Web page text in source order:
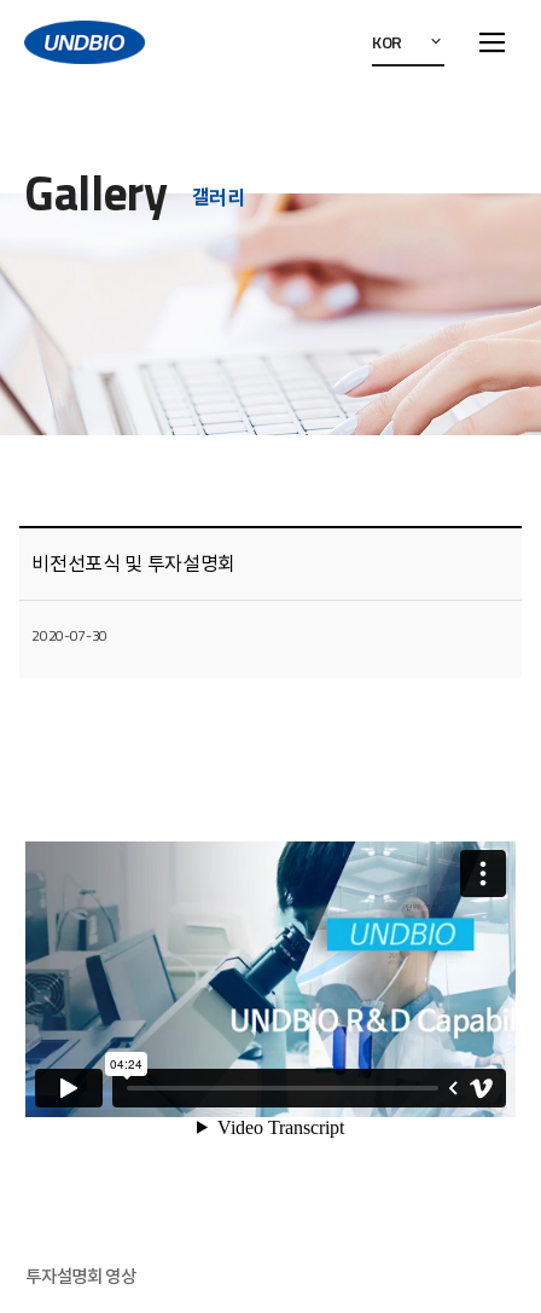
KOR
Gallery 갤러리
비전선포식 및 투자설명회
2020-07-30
투자설명회 영상